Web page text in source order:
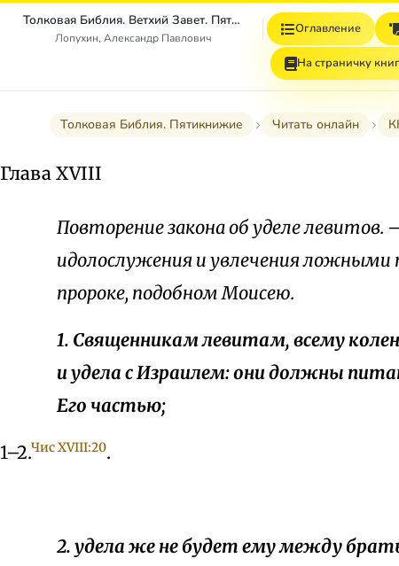
Толковая Библия. Ветхий Завет. Пятикнижие.
Лопухин, Александр Павлович
Оглавление
На страничку
Толковая Библия. Пятикнижие Читать онлайн
Глава XVIII
Повторение закона об уделе левитов.
идолослужения и увлечения ложными
пророке, подобном Моисею.
1. Священникам левитам, всему
и удела с Израилем: они должны
Его частью;
1–2.Чис XVIII:20.
2. удела же не будет ему между